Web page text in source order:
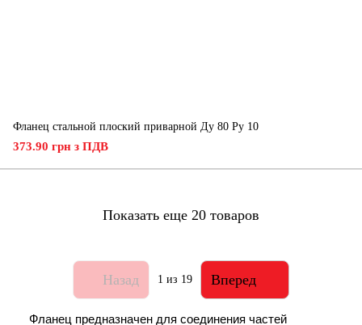
Фланец стальной плоский приварной Ду 80 Ру 10
373.90 грн з ПДВ
Показать еще 20 товаров
Назад 1 из 19 Вперед
Фланец предназначен для соединения частей